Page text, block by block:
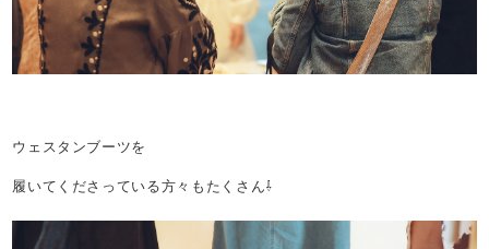
ウェスタンブーツを
履いてくださっている方々もたくさん⇩